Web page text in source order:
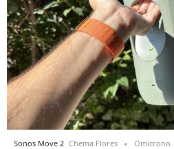
Sonos Move 2 Chema Flores Omicrono